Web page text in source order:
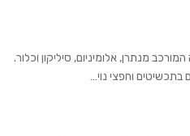
מנתרן, אלומיניום, סיליקון וכלור.
וחפצי נוי…